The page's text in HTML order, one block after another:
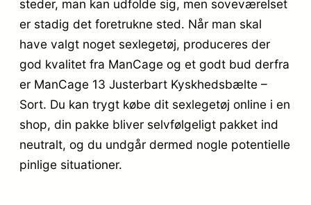
steder, man kan udfolde sig, men soveværelset
er stadig det foretrukne sted. Når man skal
have valgt noget sexlegetøj, produceres der
god kvalitet fra ManCage og et godt bud derfra
er ManCage 13 Justerbart Kyskhedsbælte –
Sort. Du kan trygt købe dit sexlegetøj online i en
shop, din pakke bliver selvfølgeligt pakket ind
neutralt, og du undgår dermed nogle potentielle
pinlige situationer.